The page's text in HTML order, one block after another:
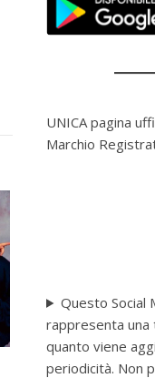
UNICA pagina
Marchio
Questo Social
rappresenta una
quanto viene
periodicità. Non